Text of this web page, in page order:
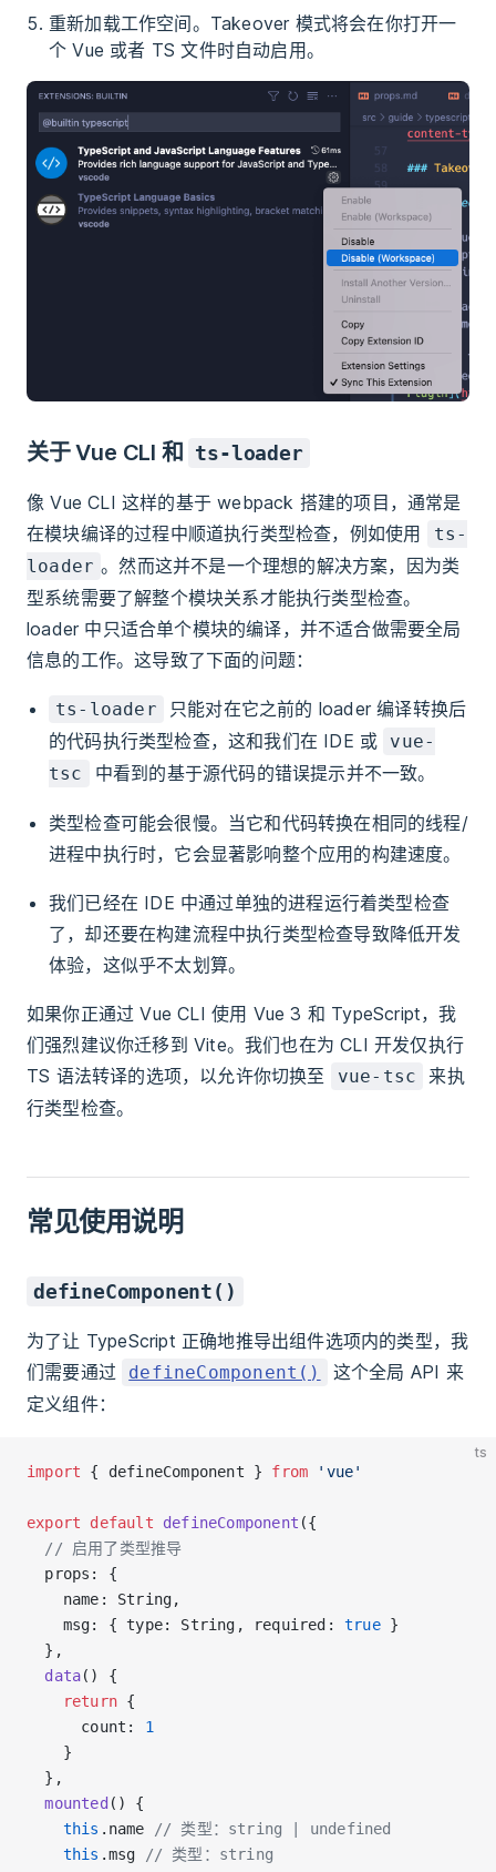
重新加载工作空间。Takeover 模式将会在你打开一
个 Vue 或者 TS 文件时自动启用。
关于 Vue CLI 和 ts-loader
像 Vue CLI 这样的基于 webpack 搭建的项目，通常是
在模块编译的过程中顺道执行类型检查，例如使用
ts-
loader 。然而这并不是一个理想的解决方案，因为类
型系统需要了解整个模块关系才能执行类型检查。
loader 中只适合单个模块的编译，并不适合做需要全局
信息的工作。这导致了下面的问题：
ts-loader
只能对在它之前的 loader 编译转换后
的代码执行类型检查，这和我们在 IDE 或
vue-
tsc
中看到的基于源代码的错误提示并不一致。
类型检查可能会很慢。当它和代码转换在相同的线程/
进程中执行时，它会显著影响整个应用的构建速度。
我们已经在 IDE 中通过单独的进程运行着类型检查
了，却还要在构建流程中执行类型检查导致降低开发
体验，这似乎不太划算。
如果你正通过 Vue CLI 使用 Vue 3 和 TypeScript，我
们强烈建议你迁移到 Vite。我们也在为 CLI 开发仅执行
TS 语法转译的选项，以允许你切换至
vue-tsc
来执
行类型检查。
常见使用说明
defineComponent()
为了让 TypeScript 正确地推导出组件选项内的类型，我
们需要通过
defineComponent()
这个全局 API 来
定义组件：
ts
import { defineComponent } from 'vue'
export default defineComponent ({
  // 启用了类型推导
  props: {
    name: String,
    msg: { type: String, required:
true }
  },
  data
() {
    return
{
      count:
1
    }
  },
  mounted
() {
    this
.name
// 类型：string | undefined
    this
.msg
// 类型：string